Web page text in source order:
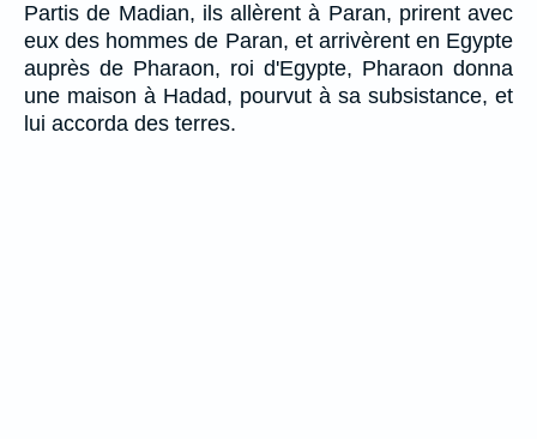
Partis de Madian, ils allèrent à Paran, prirent avec
eux des hommes de Paran, et arrivèrent en Egypte
auprès de Pharaon, roi d'Egypte, Pharaon donna
une maison à Hadad, pourvut à sa subsistance, et
lui accorda des terres.